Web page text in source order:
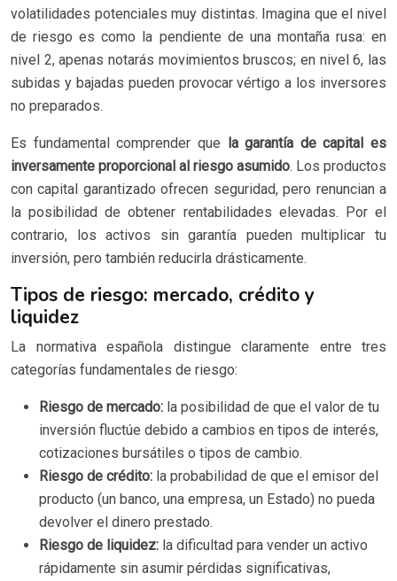
volatilidades potenciales muy distintas. Imagina que el nivel
de riesgo es como la pendiente de una montaña rusa: en
nivel 2, apenas notarás movimientos bruscos; en nivel 6, las
subidas y bajadas pueden provocar vértigo a los inversores
no preparados.
Es fundamental comprender que la garantía de capital es
inversamente proporcional al riesgo asumido. Los productos
con capital garantizado ofrecen seguridad, pero renuncian a
la posibilidad de obtener rentabilidades elevadas. Por el
contrario, los activos sin garantía pueden multiplicar tu
inversión, pero también reducirla drásticamente.
Tipos de riesgo: mercado, crédito y
liquidez
La normativa española distingue claramente entre tres
categorías fundamentales de riesgo:
Riesgo de mercado: la posibilidad de que el valor de tu
inversión fluctúe debido a cambios en tipos de interés,
cotizaciones bursátiles o tipos de cambio.
Riesgo de crédito: la probabilidad de que el emisor del
producto (un banco, una empresa, un Estado) no pueda
devolver el dinero prestado.
Riesgo de liquidez: la dificultad para vender un activo
rápidamente sin asumir pérdidas significativas,